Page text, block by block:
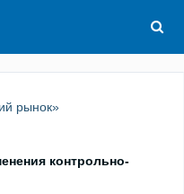
рынок»
контрольно-